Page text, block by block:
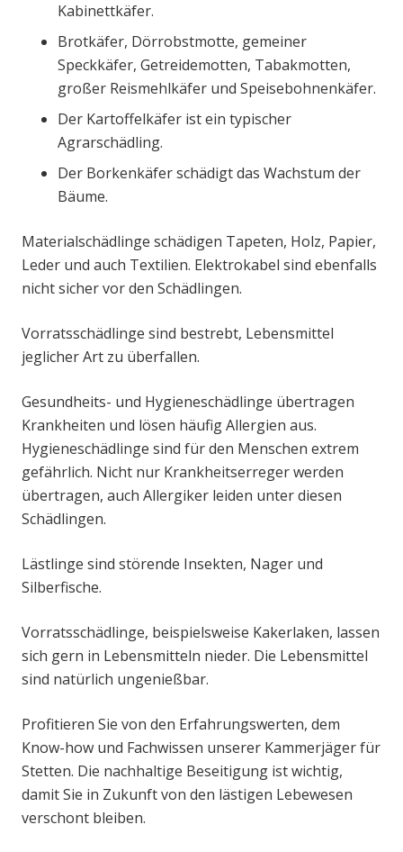
Kabinettkäfer.
Brotkäfer, Dörrobstmotte, gemeiner
Speckkäfer, Getreidemotten, Tabakmotten,
großer Reismehlkäfer und Speisebohnenkäfer.
Der Kartoffelkäfer ist ein typischer
Agrarschädling.
Der Borkenkäfer schädigt das Wachstum der
Bäume.
Materialschädlinge schädigen Tapeten, Holz, Papier,
Leder und auch Textilien. Elektrokabel sind ebenfalls
nicht sicher vor den Schädlingen.
Vorratsschädlinge sind bestrebt, Lebensmittel
jeglicher Art zu überfallen.
Gesundheits- und Hygieneschädlinge übertragen
Krankheiten und lösen häufig Allergien aus.
Hygieneschädlinge sind für den Menschen extrem
gefährlich. Nicht nur Krankheitserreger werden
übertragen, auch Allergiker leiden unter diesen
Schädlingen.
Lästlinge sind störende Insekten, Nager und
Silberfische.
Vorratsschädlinge, beispielsweise Kakerlaken, lassen
sich gern in Lebensmitteln nieder. Die Lebensmittel
sind natürlich ungenießbar.
Profitieren Sie von den Erfahrungswerten, dem
Know-how und Fachwissen unserer Kammerjäger für
Stetten. Die nachhaltige Beseitigung ist wichtig,
damit Sie in Zukunft von den lästigen Lebewesen
verschont bleiben.